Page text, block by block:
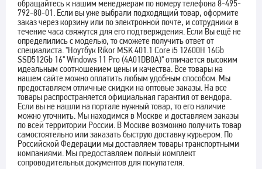
обращайтесь к нашим менеджерам по номеру телефона 8-495-
792-80-01. Если вы уже выбрали подходящий товар, оформите
заказ через корзину или по электронной почте, и сотрудники в
течение часа свяжутся для его подтверждения. Если Вы ещё не
определились с моделью, то сможете получить ответ от
специалиста. "Ноутбук Rikor MSK 401.1 Core i5 12600H 16Gb
SSD512Gb 16" Windows 11 Pro (4A01DB0A)" отличается высоким
идеальным соотношением цены и качества. Все товары на
нашем сайте можно оплатить любым удобным способом. Мы
предоставляем отличные скидки на оптовые заказы. На все
товары распространяется официальная гарантия от вендора.
Если вы не нашли на портале нужный товар, то его наличие
можно уточнить. Мы находимся в Москве и доставляем заказы
по всей территории России. В Москве возможно получить товар
самостоятельно или заказать быструю доставку курьером. По
Российской Федерации мы доставляем товары транспортными
компаниями. Мы предоставляем полный комплект
сопроводительных документов для покупателя.